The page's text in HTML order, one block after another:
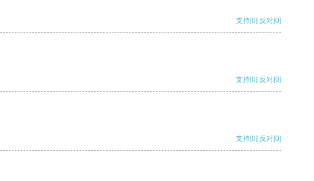
支持[0] 反对[0]
支持[0] 反对[0]
支持[0] 反对[0]